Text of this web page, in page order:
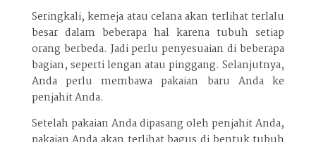
Seringkali, kemeja atau celana akan terlihat terlalu
besar dalam beberapa hal karena tubuh setiap
orang berbeda. Jadi perlu penyesuaian di beberapa
bagian, seperti lengan atau pinggang. Selanjutnya,
Anda perlu membawa pakaian baru Anda ke
penjahit Anda.
Setelah pakaian Anda dipasang oleh penjahit Anda,